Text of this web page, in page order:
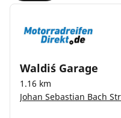
Waldi´s Garage
1.16 km
Johan Sebastian Bach